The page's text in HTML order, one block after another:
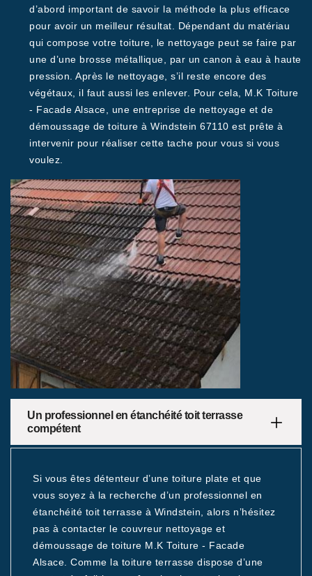
d’abord important de savoir la méthode la plus efficace
pour avoir un meilleur résultat. Dépendant du matériau
qui compose votre toiture, le nettoyage peut se faire par
une d’une brosse métallique, par un canon à eau à haute
pression. Après le nettoyage, s’il reste encore des
végétaux, il faut aussi les enlever. Pour cela, M.K Toiture
- Facade Alsace, une entreprise de nettoyage et de
démoussage de toiture à Windstein 67110 est prête à
intervenir pour réaliser cette tache pour vous si vous
voulez.
Un professionnel en étanchéité toit terrasse
compétent
Si vous êtes détenteur d’une toiture plate et que
vous soyez à la recherche d’un professionnel en
étanchéité toit terrasse à Windstein, alors n’hésitez
pas à contacter le couvreur nettoyage et
démoussage de toiture M.K Toiture - Facade
Alsace. Comme la toiture terrasse dispose d’une